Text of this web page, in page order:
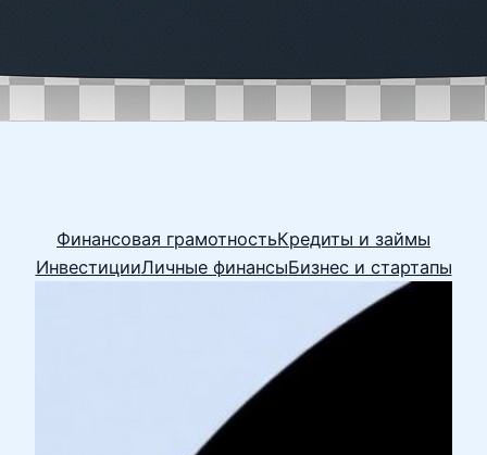
Финансовая грамотностьКредиты и займы
ИнвестицииЛичные финансыБизнес и стартапы